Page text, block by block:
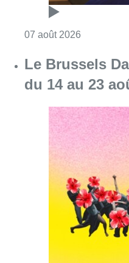
07 août 2026 Consulter
De faux
en IMAX
appelle les
prudence